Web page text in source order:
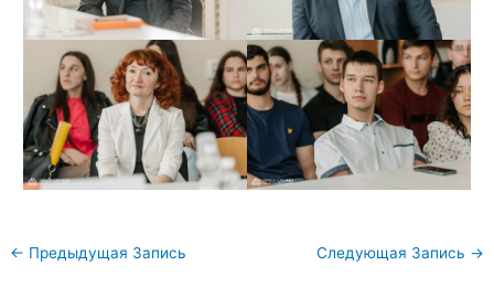
Навигация
← Предыдущая Запись Следующая Запись →